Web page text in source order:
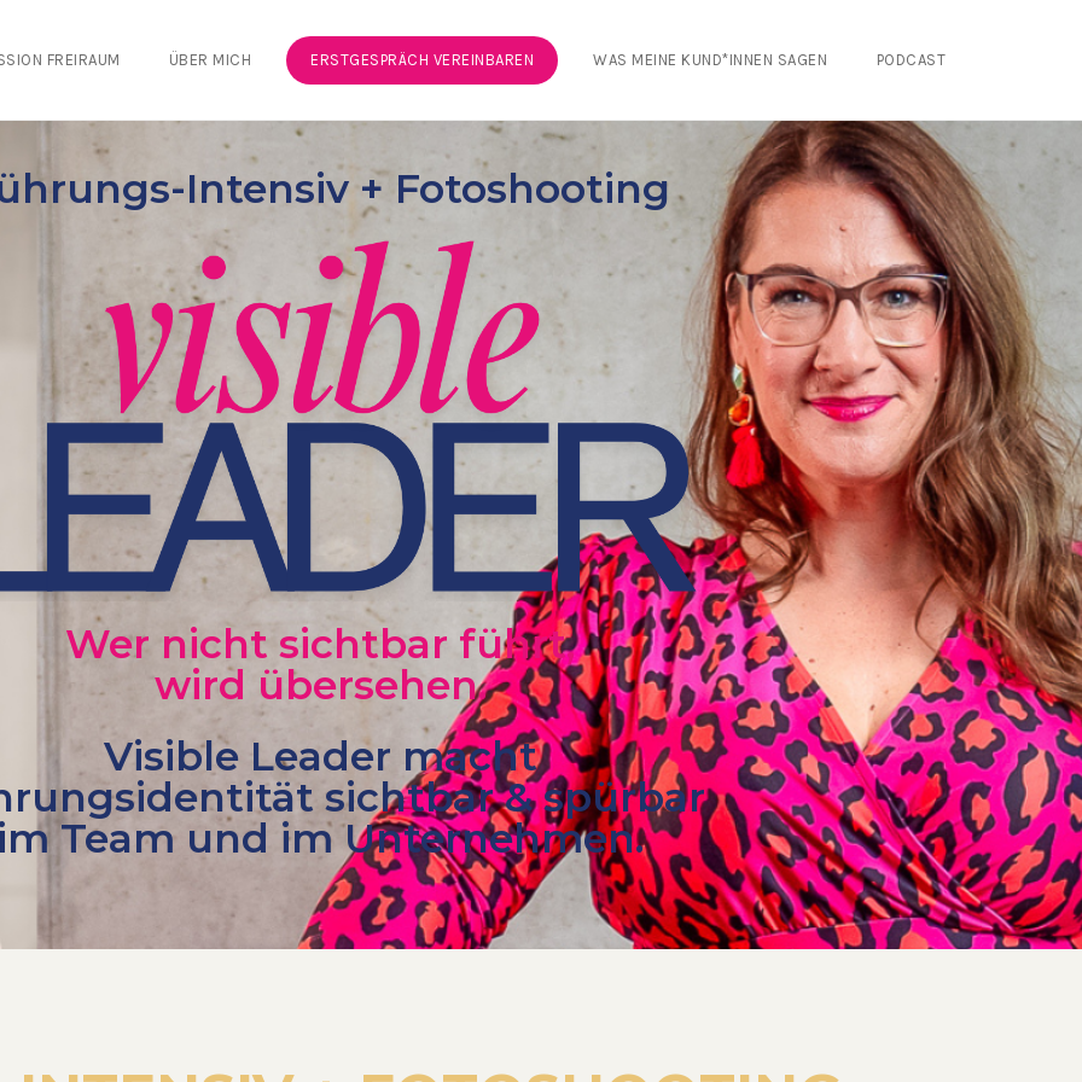
FREIRAUM ÜBER MICH ERSTGESPRÄCH VEREINBAREN WAS MEINE KUND*INNEN SAGEN PODCAST
Intensiv + Fotoshooting
Wer nicht sichtbar führt,
wird übersehen.
Visible Leader macht
sichtbar & spürbar
Team und im Unternehmen.